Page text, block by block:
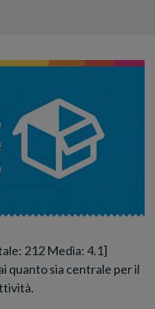
212 Media:4.1]
quanto sia centrale per il